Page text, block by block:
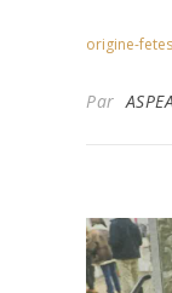
origine-
Par